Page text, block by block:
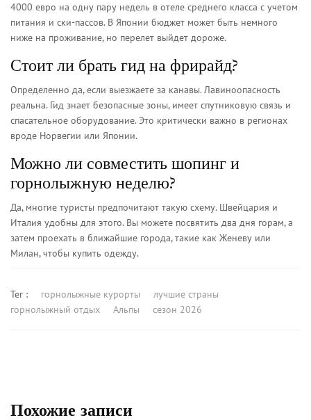
4000 евро на одну пару недель в отеле среднего класса с учетом
питания и ски-пассов. В Японии бюджет может быть немного
ниже на проживание, но перелет выйдет дороже.
Стоит ли брать гид на фрирайд?
Определенно да, если выезжаете за канавы. Лавиноопасность
реальна. Гид знает безопасные зоны, имеет спутниковую связь и
спасательное оборудование. Это критически важно в регионах
вроде Норвегии или Японии.
Можно ли совместить шопинг и
горнолыжную неделю?
Да, многие туристы предпочитают такую схему. Швейцария и
Италия удобны для этого. Вы можете посвятить два дня горам, а
затем проехать в ближайшие города, такие как Женеву или
Милан, чтобы купить одежду.
Тег : горнолыжные курорты
лучшие страны
горнолыжный отдых
Альпы сезон 2026
Похожие записи